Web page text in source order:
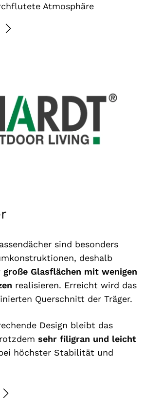
Atmosphäre
sind besonders
deshalb
große Glasflächen mit wenigen
realisieren. Erreicht wird das
Querschnitt der Träger.
Design bleibt das
sehr filigran und leicht
höchster Stabilität und